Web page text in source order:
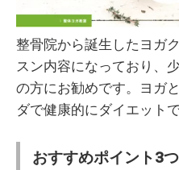
整骨院から誕生したヨガ
スン内容になっており、
の方にお勧めです。ヨガ
ダで健康的にダイエットで
おすすめポイント3つ